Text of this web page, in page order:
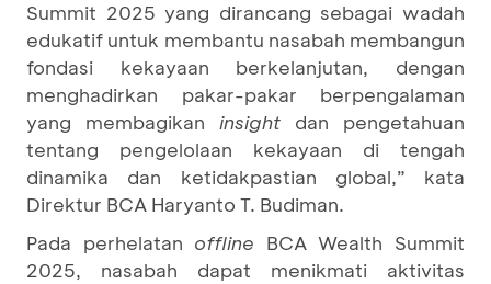
Summit 2025 yang dirancang sebagai wadah
edukatif untuk membantu nasabah membangun
fondasi kekayaan berkelanjutan, dengan
menghadirkan pakar-pakar berpengalaman
yang membagikan insight dan pengetahuan
tentang pengelolaan kekayaan di tengah
dinamika dan ketidakpastian global,” kata
Direktur BCA Haryanto T. Budiman.
Pada perhelatan offline BCA Wealth Summit
2025, nasabah dapat menikmati aktivitas